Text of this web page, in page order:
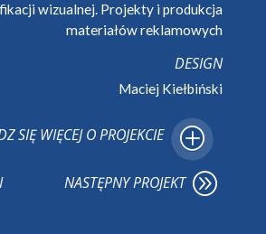
wizualnej. Projekty i produkcja
materiałów reklamowych
DESIGN
Maciej Kiełbiński
SIĘ WIĘCEJ O PROJEKCIE
NASTĘPNY PROJEKT A